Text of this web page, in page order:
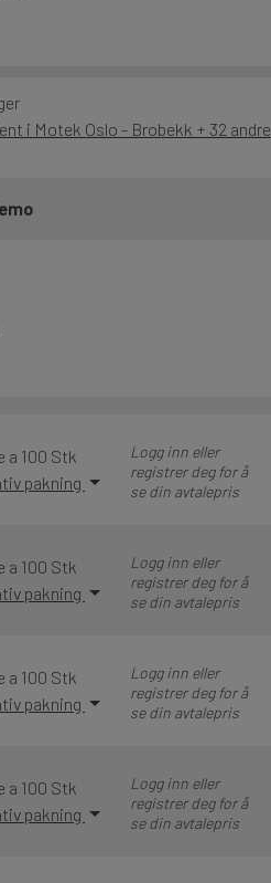
i Motek Oslo - Brobekk + 32 andre
a 100 Stk
pakning
Logg inn eller
registrer deg for å
se din avtalepris
a 100 Stk
pakning
Logg inn eller
registrer deg for å
se din avtalepris
a 100 Stk
pakning
Logg inn eller
registrer deg for å
se din avtalepris
a 100 Stk
pakning
Logg inn eller
registrer deg for å
se din avtalepris